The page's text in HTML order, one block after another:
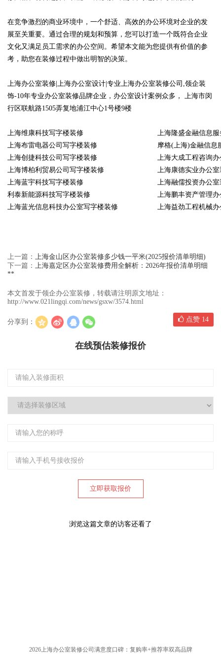
在竞争激烈的商业环境中，一个舒适、高效的办公环境对企业的发
展至关重要。通过合理的规划和预算，您可以打造一个既符合企业
文化又满足员工需求的办公空间。希望本文能为您提供有价值的参
考，助您在装修过程中做出明智的决策。
上海办公室装修 |上海办公室设计|专业上海办公室装修公司,领企装
饰-10年专业办公室装修品牌企业，办公室设计案例众多， 上海市闵
行区联航路1505弄复地浦江中心1号楼9楼
上海维康科技写字楼装修
上海隆盛金融信息
上海布雷电器公司写字楼装修
摩格(上海)金融信息
上海创捷科技公司写字楼装修
上海大成工程咨询
上海博柏利贸易公司写字楼装修
上海康德实业办公室
上海蓝宇科技写字楼装修
上海融儒投资办公室
利泰新能源科技写字楼装修
上海鹏丰资产管理
上海蓝光信息科技办公室写字楼装修
上海益劲工程机械
上一篇： 上海金山区办公室装修多少钱一平米(2025报价清单明细)
下一篇： 上海嘉定区办公室装修费用全解析：2026年报价清单明细
**
本文首发于领企办公室装修，转载请注明原文地址：
http://www.021lingqi.com/news/gsxw/3574.html
分享到： 点赞 14
在线预估装修报价
浏览这篇文章的访客还看了
2026上海办公室装修公司满意度口碑：复购率+推荐率双高品牌